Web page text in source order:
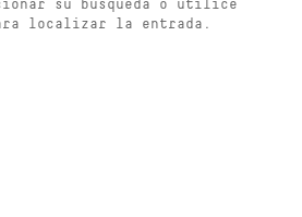
su búsqueda o utilice
localizar la entrada.